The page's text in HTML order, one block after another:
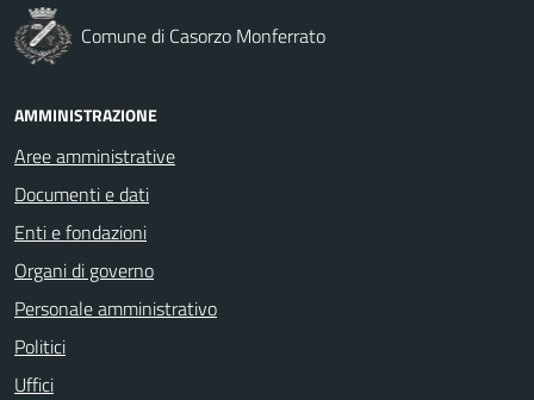
Comune di Casorzo Monferrato
AMMINISTRAZIONE
Aree amministrative
Documenti e dati
Enti e fondazioni
Organi di governo
Personale amministrativo
Politici
Uffici